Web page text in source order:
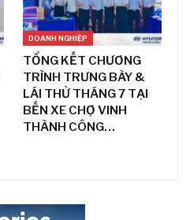
DOANH NGHIỆP
TỔNG KẾT CHƯƠNG
TRÌNH TRƯNG BÀY &
LÁI THỬ THÁNG 7 TẠI
BẾN XE CHỢ VINH
THÀNH CÔNG…